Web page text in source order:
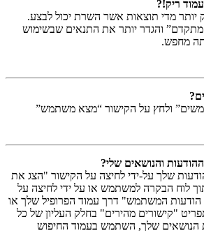
ריק!?
יותר מדי תוצאות אשר השרת יכול לבצע.
והגדר יותר את התנאים שבשימוש
מחפש.
ולחץ על הקישור “מצא משתמש”
והנושאים שלי?
שלך על-ידי לחיצה על הקישור "הצג את
לוח הבקרה למשתמש או על ידי לחיצה על
המשתמש" דרך עמוד הפרופיל שלך או
"קישורים מהירים" בחלק העליון של כל
שלך, השתמש בעמוד החיפוש